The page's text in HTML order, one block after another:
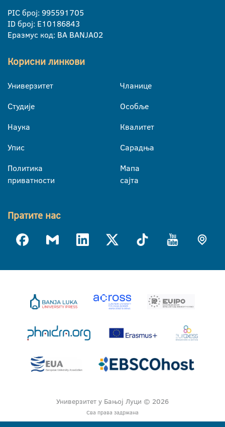
PIC број: 995591705
ID број: E10186843
Еразмус код: BA BANJA02
Корисни линкови
Универзитет
Студије
Наука
Упис
Политика
приватности
Чланице
Особље
Квалитет
Сарадња
Мапа
сајта
Пратите нас
Универзитет у Бањој Луци © 2026
Сва права задржана